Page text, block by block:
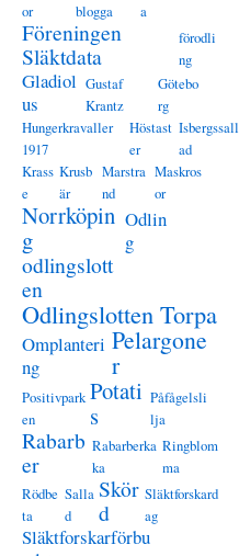
or
blogga
a
Föreningen
Släktdata
förodli
ng
Gladiol
us
Gustaf
Krantz
Götebo
rg
Hungerkravaller
1917
Höstast
er
Isbergssall
ad
Krass
e
Krusb
är
Marstra
nd
Maskros
or
Norrköpin
g
Odlin
g
odlingslott
en
Odlingslotten Torpa
Omplanteri
ng
Pelargone
r
Positivpark
en
Potati
s
Påfågelsli
lja
Rabarb
er
Rabarberka
ka
Ringblom
ma
Rödbe
ta
Salla
d
Skör
d
Släktforskard
ag
Släktforskarförbu